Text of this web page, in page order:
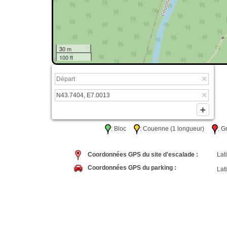
30 m
100 ft
: Bloc : Couenne (1 longueur) :
Coordonnées GPS du site d'escalade :
Coordonnées GPS du parking :